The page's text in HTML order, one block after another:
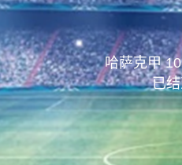
哈萨克甲
已